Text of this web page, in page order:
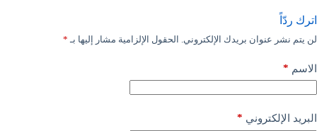
اترك ردّاً
لن يتم نشر عنوان بريدك الإلكتروني. الحقول الإلزامية مشار إليها بـ *
الاسم *
البريد الإلكتروني *